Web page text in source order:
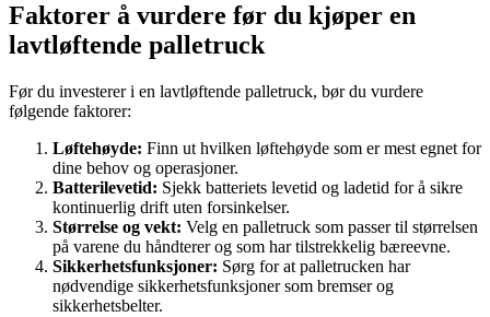
Faktorer å vurdere før du kjøper en
lavtløftende palletruck
Før du investerer i en lavtløftende palletruck, bør du vurdere
følgende faktorer:
Løftehøyde: Finn ut hvilken løftehøyde som er mest egnet for
dine behov og operasjoner.
Batterilevetid: Sjekk batteriets levetid og ladetid for å sikre
kontinuerlig drift uten forsinkelser.
Størrelse og vekt: Velg en palletruck som passer til størrelsen
på varene du håndterer og som har tilstrekkelig bæreevne.
Sikkerhetsfunksjoner: Sørg for at palletrucken har
nødvendige sikkerhetsfunksjoner som bremser og
sikkerhetsbelter.